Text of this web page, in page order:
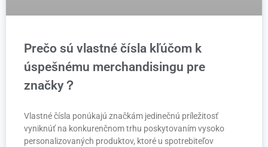
Prečo sú vlastné čísla kľúčom k
úspešnému merchandisingu pre
značky？
Vlastné čísla ponúkajú značkám jedinečnú príležitosť
vyniknúť na konkurenčnom trhu poskytovaním vysoko
personalizovaných produktov, ktoré u spotrebiteľov